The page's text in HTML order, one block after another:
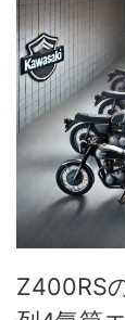
Z400RS